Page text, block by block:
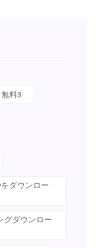
料3
ダウンロー
グダウンロー